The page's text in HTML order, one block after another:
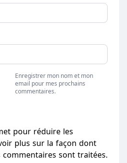
Enregistrer mon nom et mon
email pour mes prochains
commentaires.
pour réduire les
plus sur la façon dont
commentaires sont traitées.